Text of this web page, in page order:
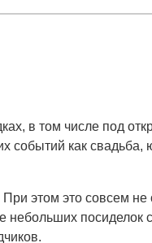
в том числе под
событий как свадьба,
этом это совсем не
посиделок